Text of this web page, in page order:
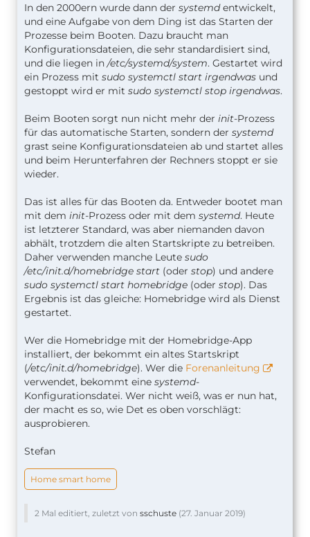
In den 2000ern wurde dann der systemdentwickelt,
und eine Aufgabe von dem Ding ist das Starten der
Prozesse beim Booten. Dazu braucht man
Konfigurationsdateien, die sehr standardisiert sind,
und die liegen in/etc/systemd/system. Gestartet wird
ein Prozess mit sudo systemctl start irgendwas und
gestoppt wird er mit sudo systemctl stop irgendwas.
Beim Booten sorgt nun nicht mehr der init-Prozess
für das automatische Starten, sondern der systemd
grast seine Konfigurationsdateien ab und startet alles
und beim Herunterfahren der Rechners stoppt er sie
wieder.
Das ist alles für das Booten da. Entweder bootet man
mit dem init-Prozess oder mit dem systemd. Heute
ist letzterer Standard, was aber niemanden davon
abhält, trotzdem die alten Startskripte zu betreiben.
Daher verwenden manche Leute sudo
/etc/init.d/homebridge start (oder stop) und andere
sudo systemctl start homebridge (oder stop). Das
Ergebnis ist das gleiche: Homebridge wird als Dienst
gestartet.
Wer die Homebridge mit der Homebridge-App
installiert, der bekommt ein altes Startskript
(/etc/init.d/homebridge). Wer die Forenanleitung
verwendet, bekommt eine systemd-
Konfigurationsdatei. Wer nicht weiß, was er nun hat,
der macht es so, wie Det es oben vorschlägt:
ausprobieren.
Stefan
Home smart home
2 Mal editiert, zuletzt von sschuste (27. Januar 2019)